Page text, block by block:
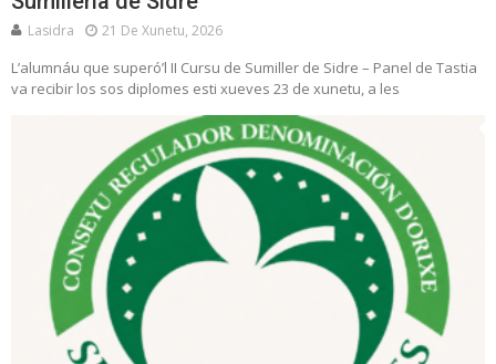
Lasidra 21 De Xunetu, 2026
L’alumnáu que superó’l II Cursu de Sumiller de Sidre – Panel de Tastia
va recibir los sos diplomes esti xueves 23 de xunetu, a les